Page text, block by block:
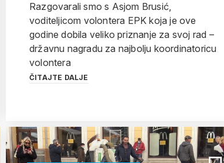
Razgovarali smo s Asjom Brusić,
voditeljicom volontera EPK koja je ove
godine dobila veliko priznanje za svoj rad –
državnu nagradu za najbolju koordinatoricu
volontera
ČITAJTE DALJE